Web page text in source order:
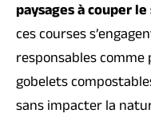
paysages à couper
ces courses
responsables
gobelets
sans impacter la